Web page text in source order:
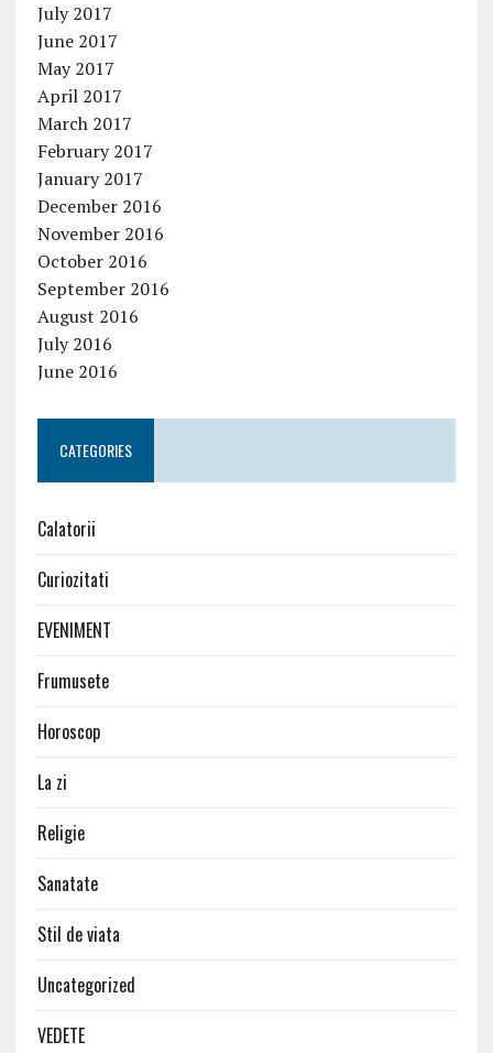
July 2017
June 2017
May 2017
April 2017
March 2017
February 2017
January 2017
December 2016
November 2016
October 2016
September 2016
August 2016
July 2016
June 2016
CATEGORIES
Calatorii
Curiozitati
EVENIMENT
Frumusete
Horoscop
La zi
Religie
Sanatate
Stil de viata
Uncategorized
VEDETE